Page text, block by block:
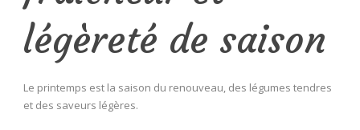
légèreté de saison
Le printemps est la saison du renouveau, des légumes tendres
et des saveurs légères.